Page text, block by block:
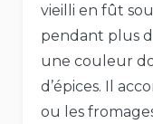
vieilli en fût
pendant plus
une couleur
d’épices. Il
ou les